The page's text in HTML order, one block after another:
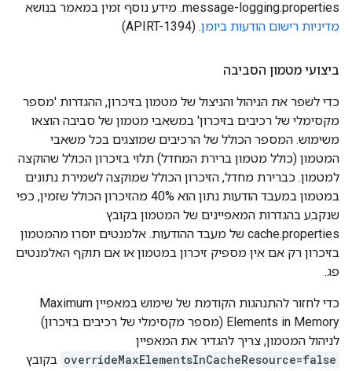
message-logging.properties. מידע נוסף זמין במאמר בנושא
מדיניות רישום הודעות ביומן. (APIRT-1394)
ביצועי מטמון הסביבה
כדי לשפר את הניהול והניצול של מטמון בזיכרון, ההגדרות 'מספר
מקסימלי של רכיבים בזיכרון' במשאבי מטמון של סביבה הוצאו
משימוש. המספר הכולל של הרכיבים שמוצגים בכל משאבי
המטמון (כולל מטמון ברירת המחדל) תלוי בזיכרון הכולל שהוקצה
למטמון. כברירת מחדל, הזיכרון הכולל שמוקצה לשמירת נתונים
במטמון במעבד הודעות נתון הוא 40% מהזיכרון הכולל שזמין, כפי
שנקבע בהגדרות המאפיינים של המטמון בקובץ
cache.properties של מעבד ההודעות. אלמנטים יוסרו מהמטמון
בזיכרון רק אם אין מספיק זיכרון במטמון או אם תוקף האלמנטים
פג.
כדי לחזור להתנהגות הקודמת של שימוש במאפיין Maximum
Elements in Memory (מספר מקסימלי של רכיבים בזיכרון)
לניהול המטמון, צריך להגדיר את המאפיין
overrideMaxElementsInCacheResource=false בקובץ